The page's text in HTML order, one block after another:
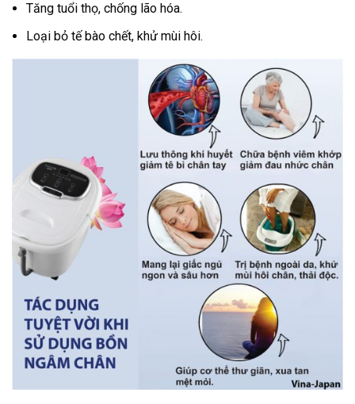
Tăng tuổi thọ, chống lão hóa.
Loại bỏ tế bào chết, khử mùi hôi.